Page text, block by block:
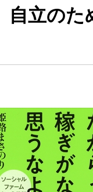
自立の